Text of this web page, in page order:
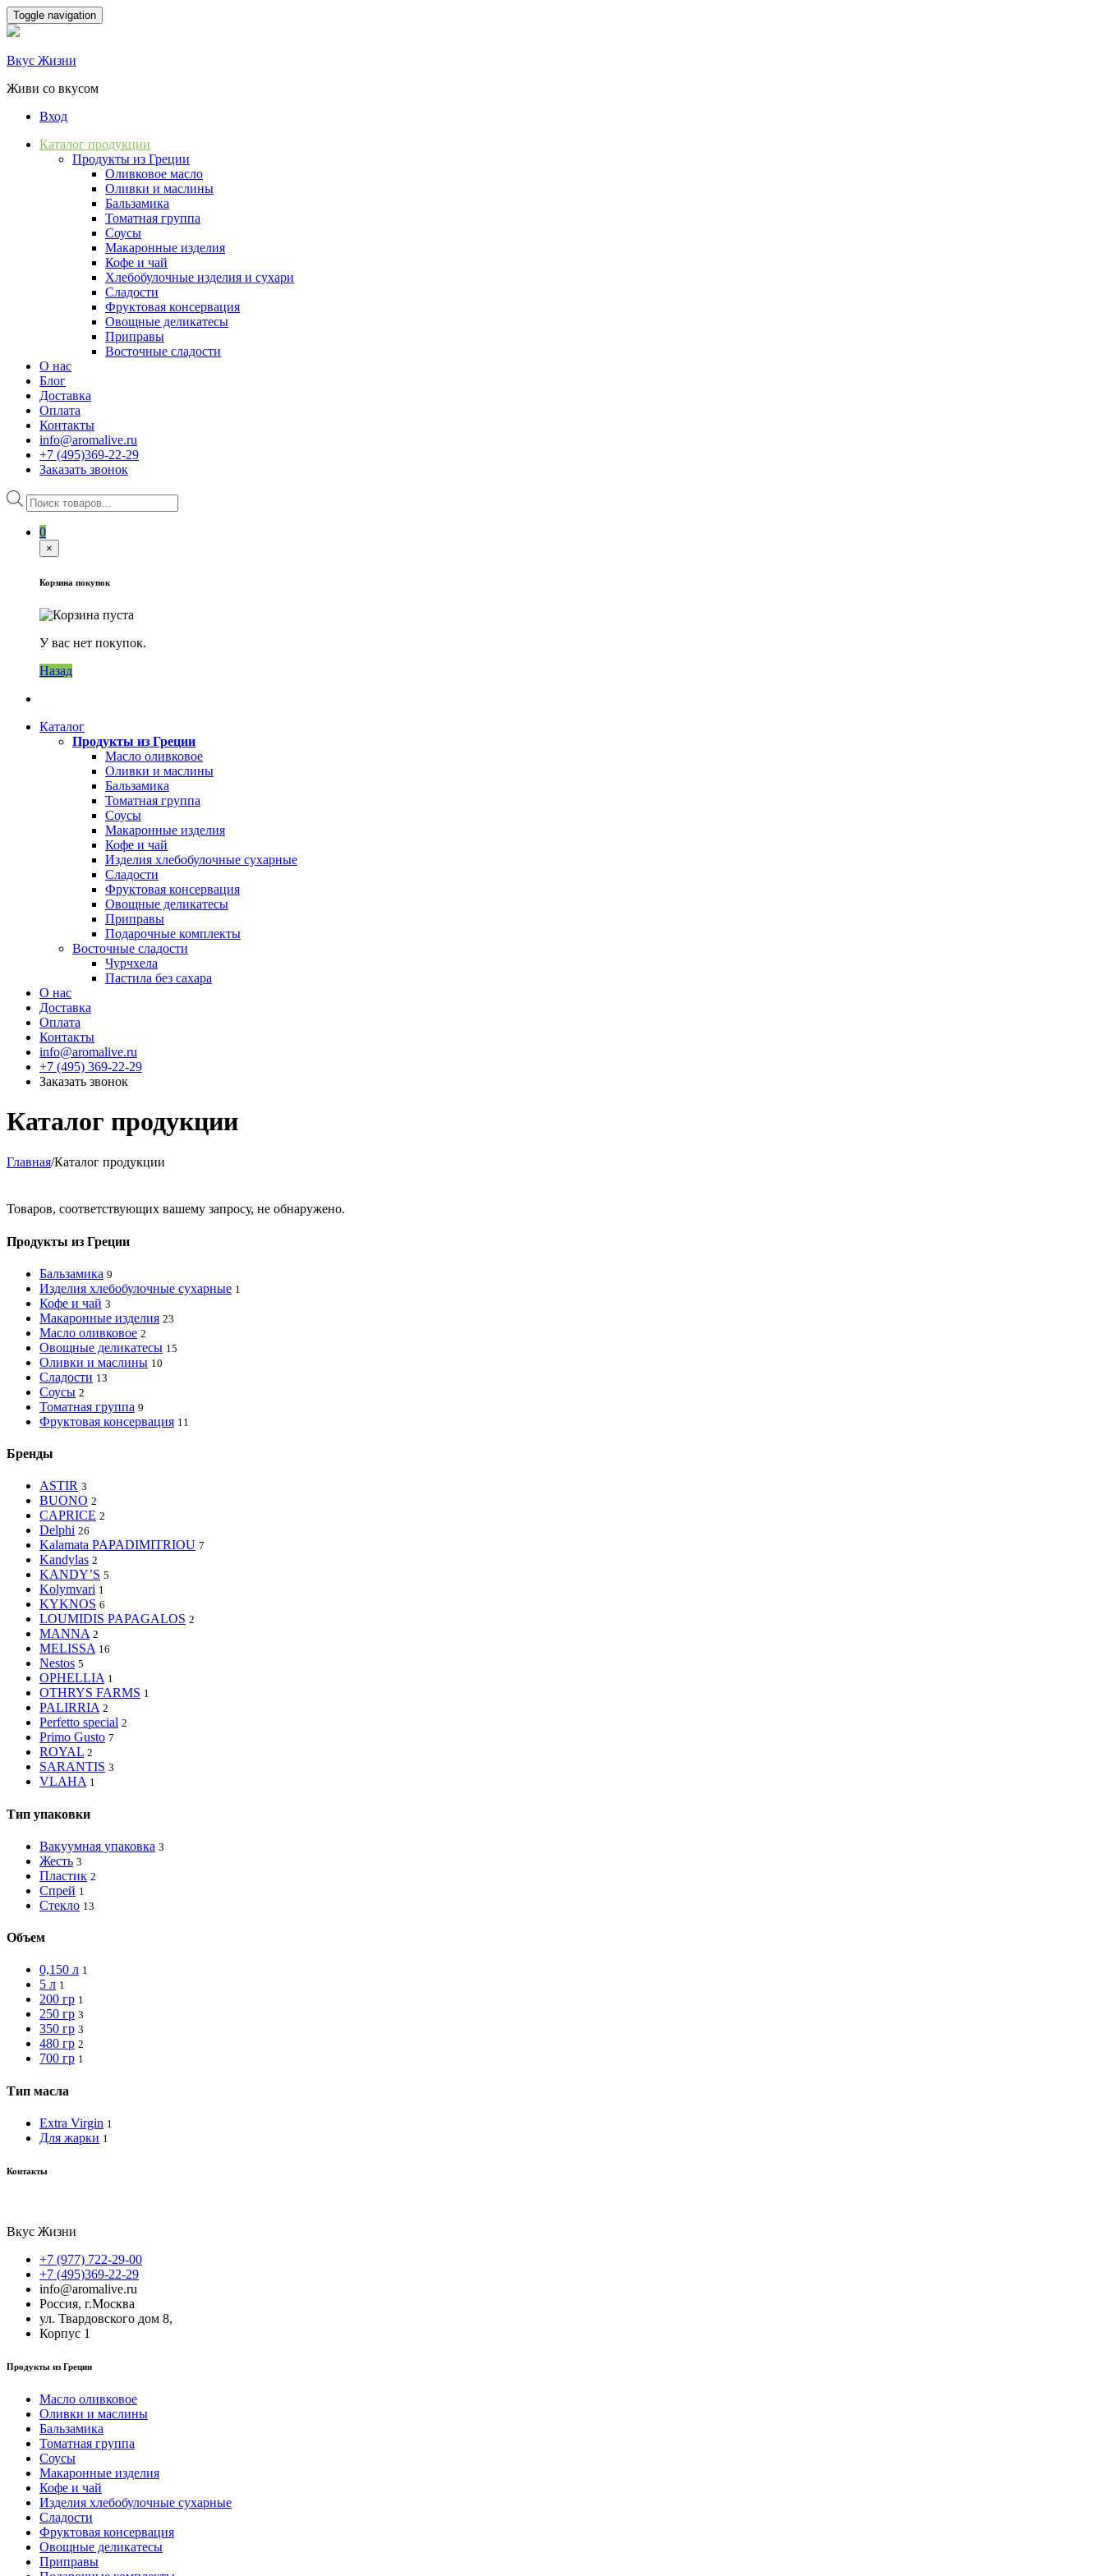
Skip
to
Toggle navigation
Вкус Жизни
Живи со вкусом
Вход
Каталог продукции
Продукты из Греции
Оливковое масло
Оливки и маслины
Бальзамика
Томатная группа
Соусы
Макаронные изделия
Кофе и чай
Хлебобулочные изделия и сухари
Сладости
Фруктовая консервация
Овощные деликатесы
Приправы
Восточные сладости
О нас
Блог
Доставка
Оплата
Контакты
info@aromalive.ru
+7 (495)369-22-29
Заказать звонок
Поиск
товаров
0
×
Корзина покупок
У вас нет покупок.
Назад
Каталог
Продукты из Греции
Масло оливковое
Оливки и маслины
Бальзамика
Томатная группа
Соусы
Макаронные изделия
Кофе и чай
Изделия хлебобулочные сухарные
Сладости
Фруктовая консервация
Овощные деликатесы
Приправы
Подарочные комплекты
Восточные сладости
Чурчхела
Пастила без сахара
О нас
Доставка
Оплата
Контакты
info@aromalive.ru
+7 (495) 369-22-29
Заказать звонок
Каталог продукции
Главная/Каталог продукции
Товаров, соответствующих вашему запросу, не обнаружено.
Продукты из Греции
Бальзамика 9
Изделия хлебобулочные сухарные 1
Кофе и чай 3
Макаронные изделия 23
Масло оливковое 2
Овощные деликатесы 15
Оливки и маслины 10
Сладости 13
Соусы 2
Томатная группа 9
Фруктовая консервация 11
Бренды
ASTIR 3
BUONO 2
CAPRICE 2
Delphi 26
Kalamata PAPADIMITRIOU 7
Kandylas 2
KANDY’S 5
Kolymvari 1
KYKNOS 6
LOUMIDIS PAPAGALOS 2
MANNA 2
MELISSA 16
Nestos 5
OPHELLIA 1
OTHRYS FARMS 1
PALIRRIA 2
Perfetto special 2
Primo Gusto 7
ROYAL 2
SARANTIS 3
VLAHA 1
Тип упаковки
Вакуумная упаковка 3
Жесть 3
Пластик 2
Спрей 1
Стекло 13
Объем
0,150 л 1
5 л 1
200 гр 1
250 гр 3
350 гр 3
480 гр 2
700 гр 1
Тип масла
Extra Virgin 1
Для жарки 1
Контакты
Вкус Жизни
+7 (977) 722-29-00
+7 (495)369-22-29
info@aromalive.ru
Россия, г.Москва
ул. Твардовского дом 8,
Корпус 1
Продукты из Греции
Масло оливковое
Оливки и маслины
Бальзамика
Томатная группа
Соусы
Макаронные изделия
Кофе и чай
Изделия хлебобулочные сухарные
Сладости
Фруктовая консервация
Овощные деликатесы
Приправы